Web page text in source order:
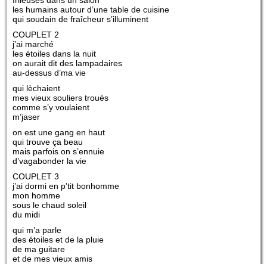
les humains autour d’une table de cuisine
qui soudain de fraîcheur s’illuminent
COUPLET 2
j’ai marché
les étoiles dans la nuit
on aurait dit des lampadaires
au-dessus d’ma vie
qui lèchaient
mes vieux souliers troués
comme s’y voulaient
m’jaser
on est une gang en haut
qui trouve ça beau
mais parfois on s’ennuie
d’vagabonder la vie
COUPLET 3
j’ai dormi en p’tit bonhomme
mon homme
sous le chaud soleil
du midi
qui m’a parle
des étoiles et de la pluie
de ma guitare
et de mes vieux amis